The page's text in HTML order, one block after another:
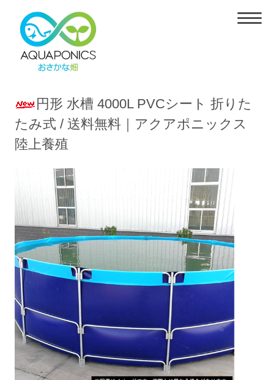
円形 水槽 4000L PVCシート 折りた
たみ式 / 送料無料｜アクアポニックス
陸上養殖